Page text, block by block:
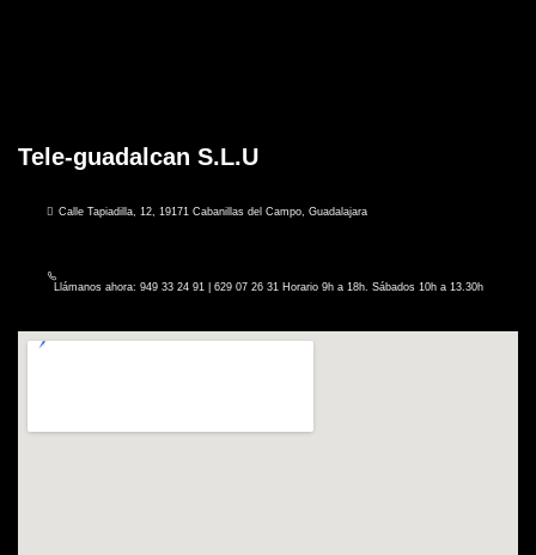
Tele-guadalcan S.L.U
Calle Tapiadilla, 12, 19171 Cabanillas del Campo, Guadalajara
Llámanos ahora: 949 33 24 91 | 629 07 26 31 Horario 9h a 18h. Sábados 10h a 13.30h